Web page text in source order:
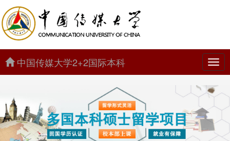
中
国
传
大
学
2+2
际
本
科
中国传媒大学2+2国际本科